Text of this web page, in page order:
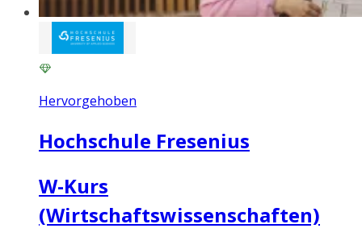
Hervorgehoben
Hochschule Fresenius
W-Kurs
(Wirtschaftswissenschaften)